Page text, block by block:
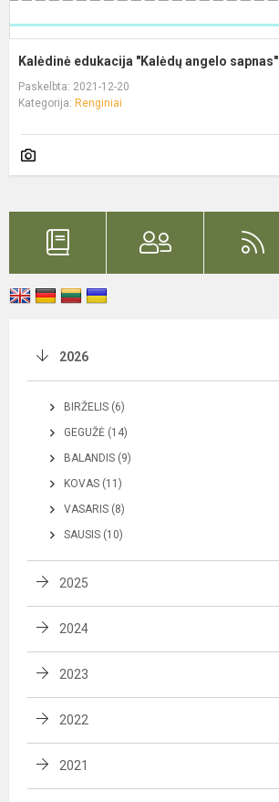
Kalėdinė edukacija "Kalėdų angelo sapnas"
Paskelbta: 2021-12-20
Kategorija: Renginiai
2026
BIRŽELIS (6)
GEGUŽĖ (14)
BALANDIS (9)
KOVAS (11)
VASARIS (8)
SAUSIS (10)
2025
2024
2023
2022
2021